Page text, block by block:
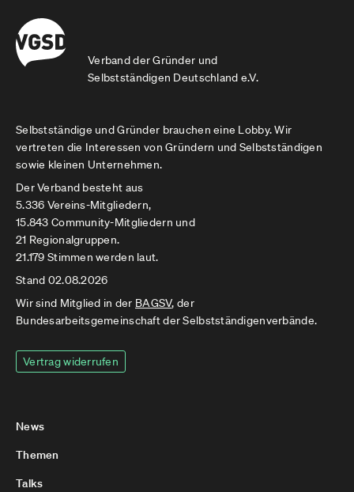
Verband der Gründer und
Selbstständigen Deutschland e.V.
Selbstständige und Gründer brauchen eine Lobby. Wir
vertreten die Interessen von Gründern und Selbstständigen
sowie kleinen Unternehmen.
Der Verband besteht aus
5.336 Vereins-Mitgliedern,
15.843 Community-Mitgliedern und
21 Regionalgruppen.
21.179 Stimmen werden laut.
Stand 02.08.2026
Wir sind Mitglied in der BAGSV, der
Bundesarbeitsgemeinschaft der Selbstständigenverbände.
Vertrag widerrufen
News
Themen
Talks